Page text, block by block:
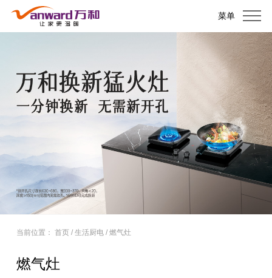
菜单
当前位置： 首页/ 生活厨电/ 燃气灶
燃气灶